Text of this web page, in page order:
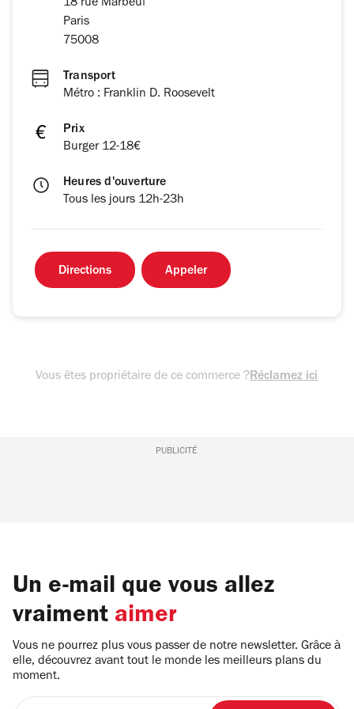
18 rue Marbeuf
Paris
75008
Transport
Métro : Franklin D. Roosevelt
Prix
Burger 12-18€
Heures d'ouverture
Tous les jours 12h-23h
Directions Appeler
Vous êtes propriétaire de ce commerce ?Réclamez ici
PUBLICITÉ
Un e-mail que vous allez
vraiment aimer
Vous ne pourrez plus vous passer de notre newsletter. Grâce à
elle, découvrez avant tout le monde les meilleurs plans du
moment.